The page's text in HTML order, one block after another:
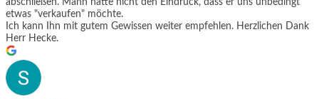
abschließen. Mann hatte nicht den Eindruck, dass er uns unbedingt
etwas "verkaufen" möchte.
Ich kann Ihn mit gutem Gewissen weiter empfehlen. Herzlichen Dank
Herr Hecke.